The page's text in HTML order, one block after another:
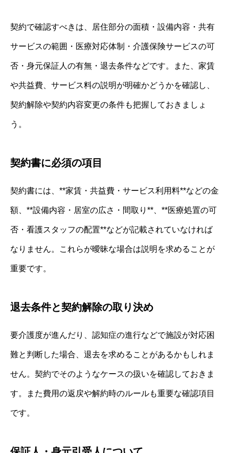
契約で確認すべきは、居住部分の面積・設備内容・共有
サービスの範囲・医療対応体制・介護保険サービスの可
否・身元保証人の有無・退去条件などです。また、家賃
や共益費、サービス料の説明が明確かどうかを確認し、
契約解除や契約内容変更の条件も把握しておきましょ
う。
契約書に必須の項目
契約書には、**家賃・共益費・サービス利用料**などの金
額、**設備内容・居室の広さ・間取り**、**医療処置の可
否・看護スタッフの配置**などが記載されていなければ
なりません。これらが曖昧な場合は説明を求めることが
重要です。
退去条件と契約解除の取り決め
要介護度が進んだり、認知症の進行などで施設が対応困
難と判断した場合、退去を求めることがあるかもしれま
せん。契約でそのようなケースの扱いを確認しておきま
す。また費用の返戻や解約時のルールも重要な確認項目
です。